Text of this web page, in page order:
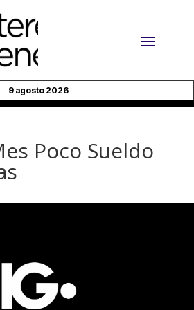
9 agosto 2026
Poco Sueldo